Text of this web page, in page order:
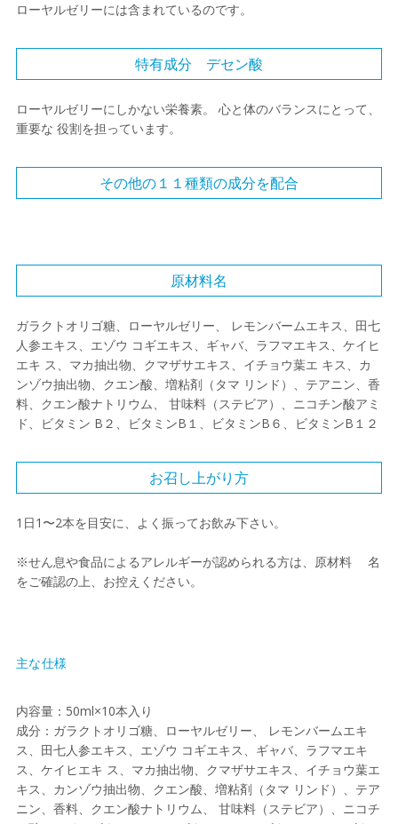
ローヤルゼリーには含まれているのです。
特有成分 デセン酸
ローヤルゼリーにしかない栄養素。 心と体のバランスにとって、
重要な 役割を担っています。
その他の１１種類の成分を配合
原材料名
ガラクトオリゴ糖、ローヤルゼリー、 レモンバームエキス、田七
人参エキス、エゾウ コギエキス、ギャバ、ラフマエキス、ケイヒ
エキ ス、マカ抽出物、クマザサエキス、イチョウ葉エ キス、カ
ンゾウ抽出物、クエン酸、増粘剤（タマ リンド）、テアニン、香
料、クエン酸ナトリウム、 甘味料（ステビア）、ニコチン酸アミ
ド、ビタミン B２、ビタミンB１、ビタミンB６、ビタミンB１２
お召し上がり方
1日1〜2本を目安に、よく振ってお飲み下さい。
※せん息や食品によるアレルギーが認められる方は、原材料 名
をご確認の上、お控えください。
主な仕様
内容量：50ml×10本入り
成分：ガラクトオリゴ糖、ローヤルゼリー、 レモンバームエキ
ス、田七人参エキス、エゾウ コギエキス、ギャバ、ラフマエキ
ス、ケイヒエキ ス、マカ抽出物、クマザサエキス、イチョウ葉エ
キス、カンゾウ抽出物、クエン酸、増粘剤（タマ リンド）、テア
ニン、香料、クエン酸ナトリウム、 甘味料（ステビア）、ニコチ